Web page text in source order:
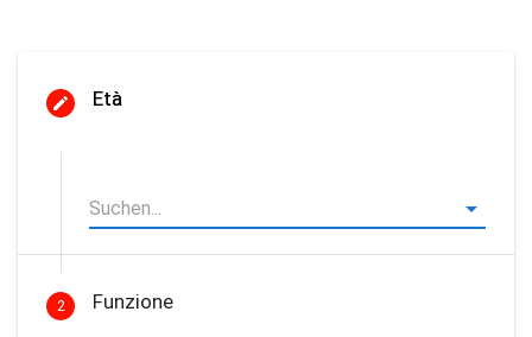
Età
2 Funzione